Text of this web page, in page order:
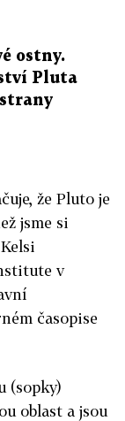
ostny.
Pluta
že Pluto je
jsme si
v
časopise
(sopky)
oblast a jsou